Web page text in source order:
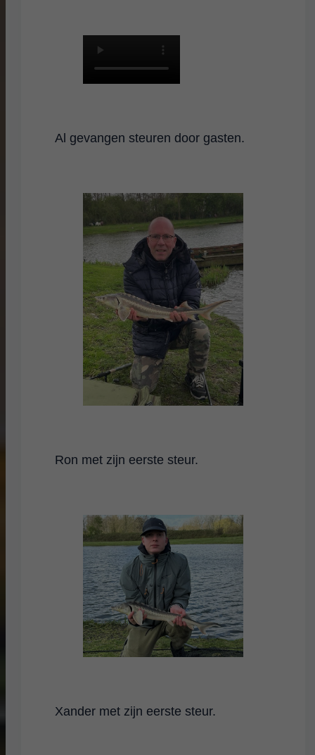
Al gevangen steuren door gasten.
Ron met zijn eerste steur.
Xander met zijn eerste steur.